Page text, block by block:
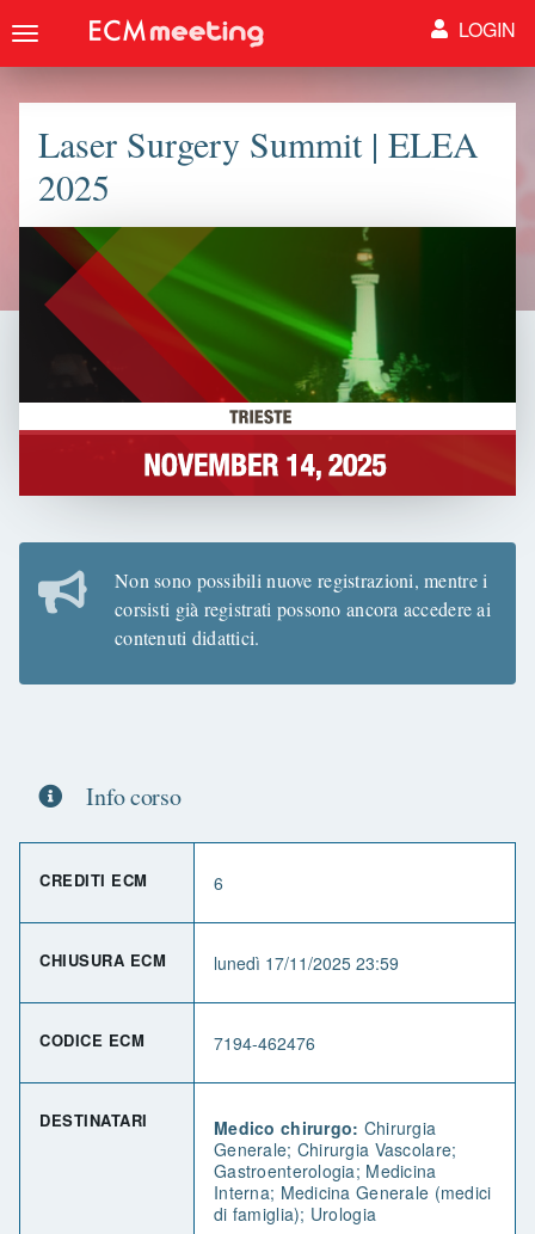
Laser Surgery Summit | ELEA
2025
Toggle
LOGIN
Info corso
CREDITI ECM 6
CHIUSURA ECM lunedì 17/11/2025 23:59
CODICE ECM 7194-462476
DESTINATARI Medico chirurgo: Chirurgia
Generale; Chirurgia Vascolare;
Gastroenterologia; Medicina
Interna; Medicina Generale (medici
di famiglia); Urologia
Non sono possibili nuove registrazioni, mentre i
corsisti già registrati possono ancora accedere ai
contenuti didattici.